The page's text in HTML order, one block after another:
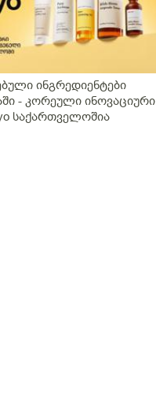
ინგრედიენტები
- კორეული ინოვაციური
საქართველოშია